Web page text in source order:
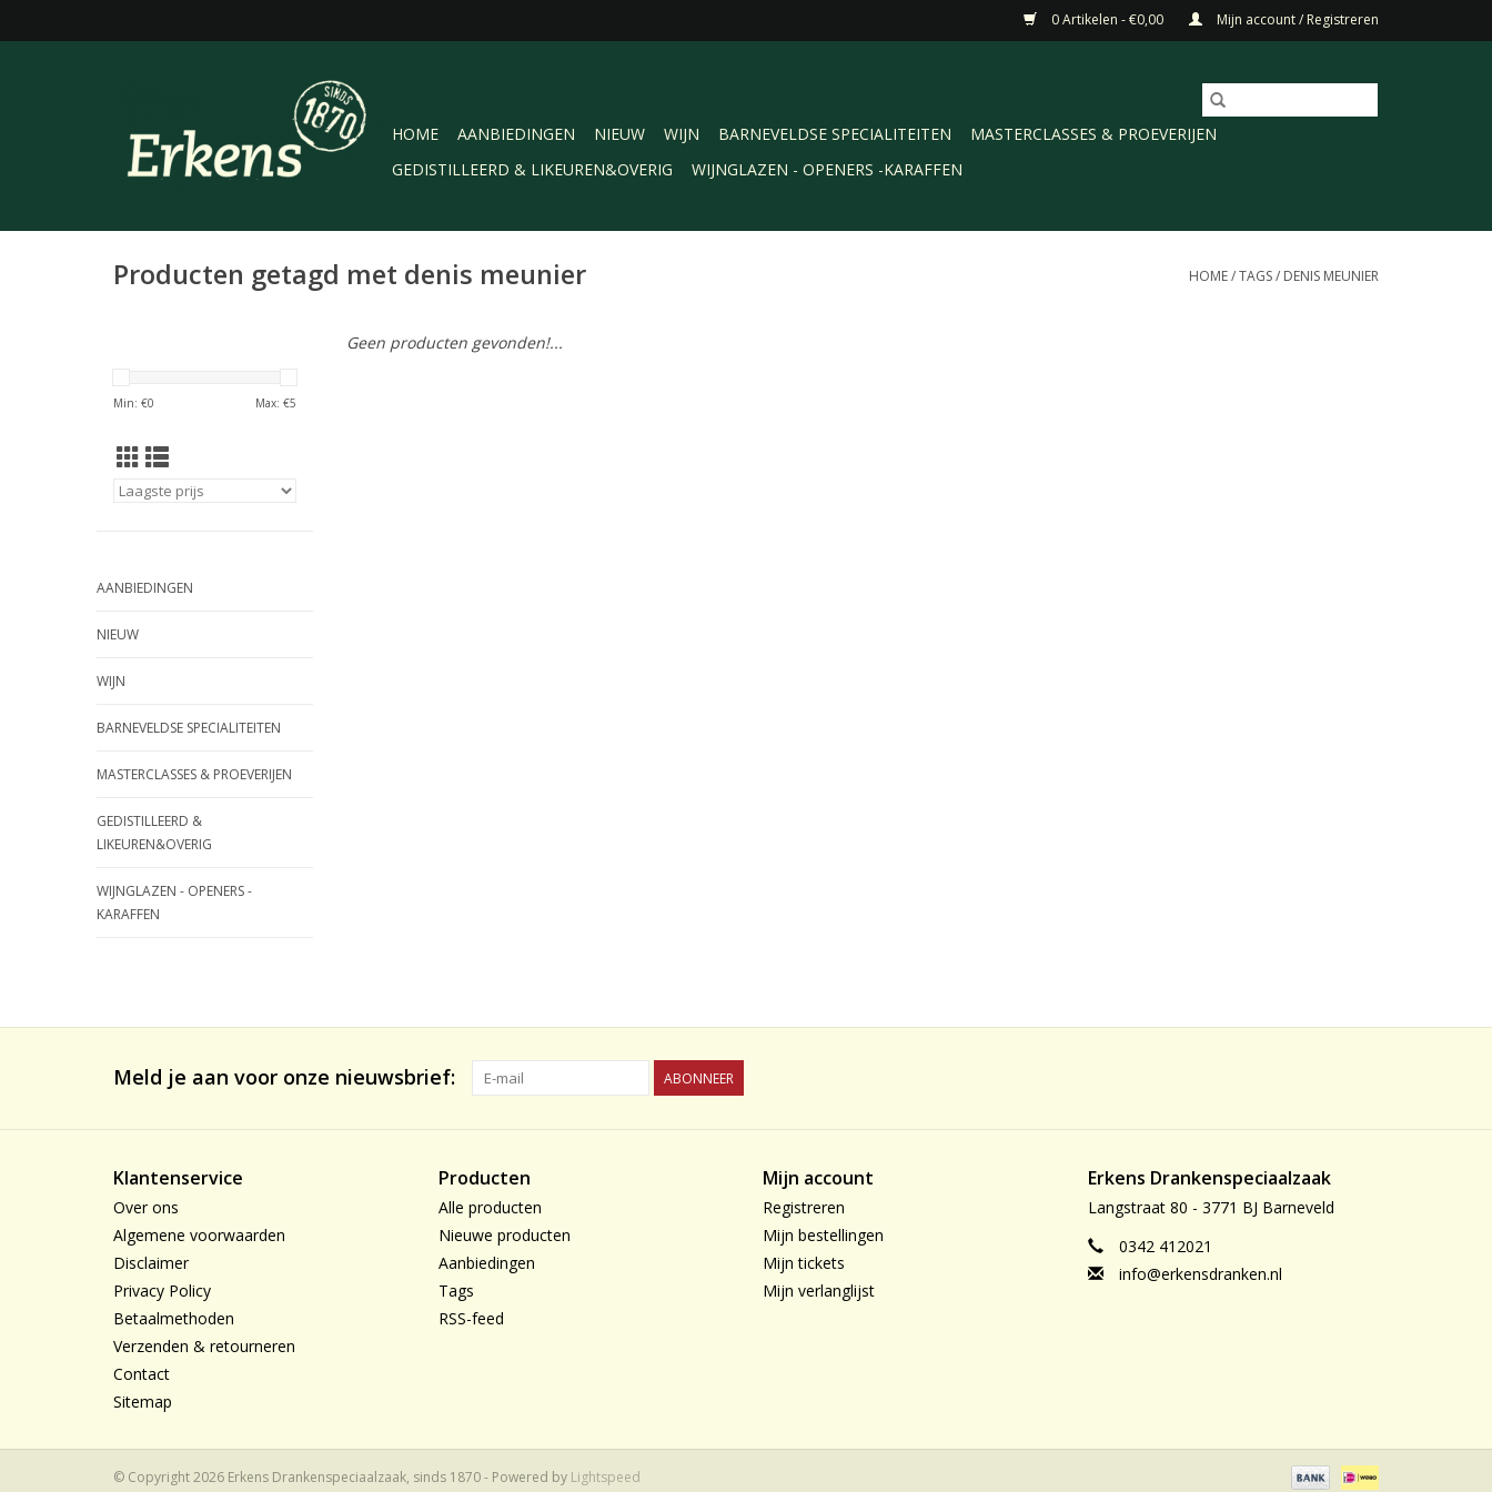
0 Artikelen - €0,00 Mijn account / Registreren
HOME AANBIEDINGEN NIEUW WIJN BARNEVELDSE SPECIALITEITEN
MASTERCLASSES & PROEVERIJEN
GEDISTILLEERD & LIKEUREN&OVERIG
WIJNGLAZEN - OPENERS -KARAFFEN
Producten getagd met denis meunier HOME/TAGS/ DENIS MEUNIER
Min: €0 Max: €5
AANBIEDINGEN
NIEUW
WIJN
BARNEVELDSE SPECIALITEITEN
MASTERCLASSES & PROEVERIJEN
GEDISTILLEERD &
LIKEUREN&OVERIG
WIJNGLAZEN - OPENERS -
KARAFFEN
Geen producten gevonden!...
Meld je aan voor onze nieuwsbrief: ABONNEER
Klantenservice
Over ons
Algemene voorwaarden
Disclaimer
Privacy Policy
Betaalmethoden
Verzenden & retourneren
Contact
Sitemap
Producten
Alle producten
Nieuwe producten
Aanbiedingen
Tags
RSS-feed
Mijn account
Registreren
Mijn bestellingen
Mijn tickets
Mijn verlanglijst
Erkens Drankenspeciaalzaak
Langstraat 80 - 3771 BJ Barneveld
0342 412021
info@erkensdranken.nl
© Copyright 2026 Erkens Drankenspeciaalzaak, sinds 1870 - Powered by Lightspeed